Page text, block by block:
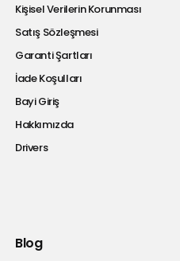
Kişisel Verilerin Korunması
Satış Sözleşmesi
Garanti Şartları
İade Koşulları
Bayi Giriş
Hakkımızda
Drivers
Blog